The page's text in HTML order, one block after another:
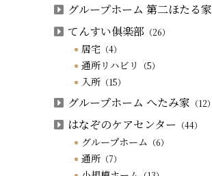
グループホーム 第二ほたる家
てんすい俱楽部 （26）
居宅（4）
通所リハビリ （5）
入所（15）
グループホーム へたみ家 （12）
はなぞのケアセンター （44）
グループホーム （6）
通所（7）